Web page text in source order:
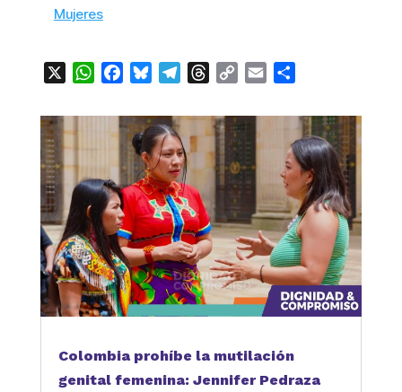
Mujeres
WhatsApp
FacebookBlueskyTelegramThreads
Copy Email
Colombia prohíbe la mutilación
genital femenina: Jennifer Pedraza